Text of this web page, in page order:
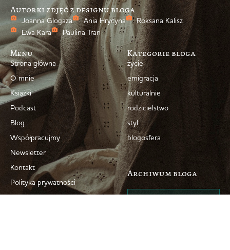
Autorki zdjęć z designu bloga
Joanna Glogaza Ania Hrycyna
Roksana Kalisz
Ewa Kara
Paulina Tran
Menu
Strona główna
O mnie
Książki
Podcast
Blog
Współpracujmy
Newsletter
Kontakt
Polityka prywatności
Kategorie bloga
życie
emigracja
kulturalnie
rodzicielstwo
styl
blogosfera
Archiwum bloga